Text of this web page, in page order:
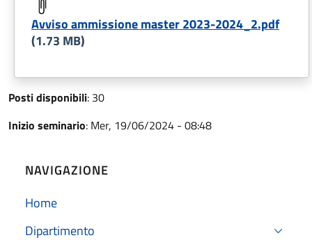
Avviso ammissione master 2023-2024_2.pdf
(1.73 MB)
Posti disponibili: 30
Inizio seminario: Mer, 19/06/2024 - 08:48
NAVIGAZIONE
Home
Dipartimento